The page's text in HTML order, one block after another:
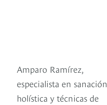
Amparo Ramírez,
especialista en sanación
holística y técnicas de